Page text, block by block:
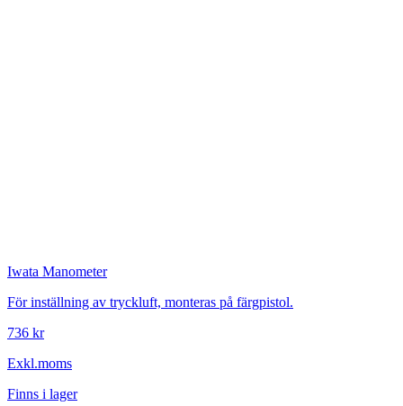
Iwata Manometer
För inställning av tryckluft, monteras på färgpistol.
736 kr
Exkl.moms
Finns i lager